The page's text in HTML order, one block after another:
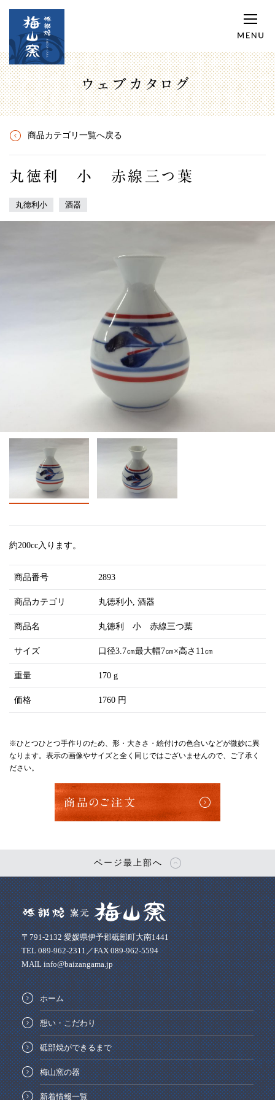
ウェブカタログ
商品カテゴリ一覧へ戻る
丸徳利 小 赤線三つ葉
丸徳利小 酒器
約200cc入ります。
商品番号 2893
商品カテゴリ 丸徳利小 酒器
商品名 丸徳利 小 赤線三つ葉
サイズ 口径3.7㎝最大幅7㎝×高さ11㎝
重量 170 g
価格 1760 円
※ひとつひとつ手作りのため、形・大きさ・絵付けの色合いなどが微妙に異
なります。表示の画像やサイズと全く同じではございませんので、ご了承く
ださい。
商品のご注文
ページ最上部へ
〒791-2132 愛媛県伊予郡砥部町大南1441
TEL 089-962-2311／FAX 089-962-5594
MAIL info@baizangama.jp
ホーム
想い・こだわり
砥部焼ができるまで
梅山窯の器
新着情報一覧